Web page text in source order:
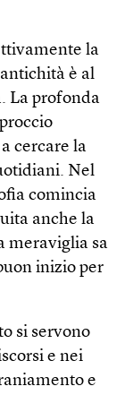
la
è al
La profonda
cercare la
Nel
comincia
anche la
meraviglia sa
inizio per
si servono
e nei
e